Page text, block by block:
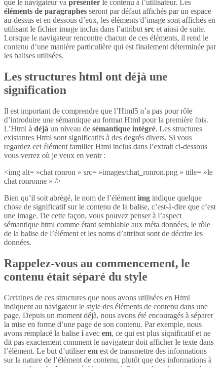
que le navigateur va présenter le contenu à l’utilisateur. Les
éléments de paragraphes seront par défaut affichés par un espace
au-dessus et en dessous d’eux, les éléments d’image sont affichés en
utilisant le fichier image inclus dans l’attribut src et ainsi de suite.
Lorsque le navigateur rencontre chacun de ces éléments, il rend le
contenu d’une manière particulière qui est finalement déterminée par
les balises utilisées.
Les structures html ont déjà une
signification
Il est important de comprendre que l’Html5 n’a pas pour rôle
d’introduire une sémantique au format Html pour la première fois.
L’Html à déjà un niveau de sémantique intégré. Les structures
existantes Html sont significatifs à des degrés divers. Si vous
regardez cet élément familier Html inclus dans l’extrait ci-dessous
vous verrez où je veux en venir :
<img alt= »chat ronron » src= »images/chat_ronron.png » title= »le
chat ronronne » />
Bien qu’il soit abrégé, le nom de l’élément img indique quelque
chose de significatif sur le contenu de la balise, c’est-à-dire que c’est
une image. De cette façon, vous pouvez penser à l’aspect
sémantique html comme étant semblable aux méta données, le rôle
de la balise de l’élément et les noms d’attribut sont de décrire les
données.
Rappelez-vous au commencement, le
contenu était séparé du style
Certaines de ces structures que nous avons utilisées en Html
indiquent au navigateur le style des éléments de contenu dans une
page. Depuis un moment déjà, nous avons été encouragés à séparer
la mise en forme d’une page de son contenu. Par exemple, nous
avons remplacé la balise i avec em, ce qui est plus significatif et ne
dit pas exactement comment le navigateur doit afficher le texte dans
l’élément. Le but d’utiliserem est de transmettre des informations
sur la nature de l’élément de contenu, plutôt que des informations à